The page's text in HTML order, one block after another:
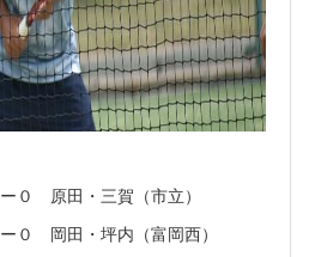
原田・三賀（市立）
・坪内（富岡西）